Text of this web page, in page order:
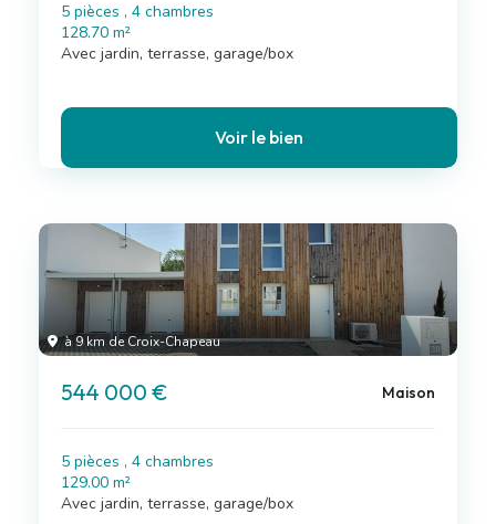
5 pièces , 4 chambres
128.70 m²
Avec jardin, terrasse, garage/box
Voir le bien
à 9 km de Croix-Chapeau
544 000 € Maison
5 pièces , 4 chambres
129.00 m²
Avec jardin, terrasse, garage/box